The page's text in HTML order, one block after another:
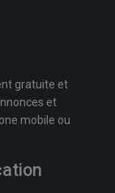
gratuite et
et
mobile ou